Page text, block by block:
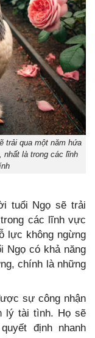
trải qua một năm hứa
nhất là trong các lĩnh
tuổi Ngọ sẽ trải
các lĩnh vực
lực không ngừng
Ngọ có khả năng
chính là những
sự công nhận
lý tài tình. Họ sẽ
định nhanh